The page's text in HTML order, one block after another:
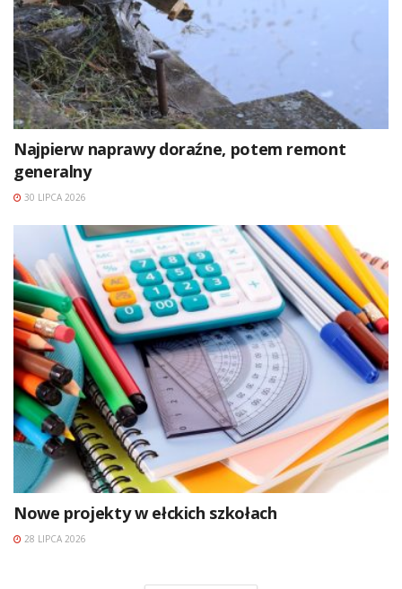
Najpierw naprawy doraźne, potem remont
generalny
30 LIPCA 2026
Nowe projekty w ełckich szkołach
28 LIPCA 2026